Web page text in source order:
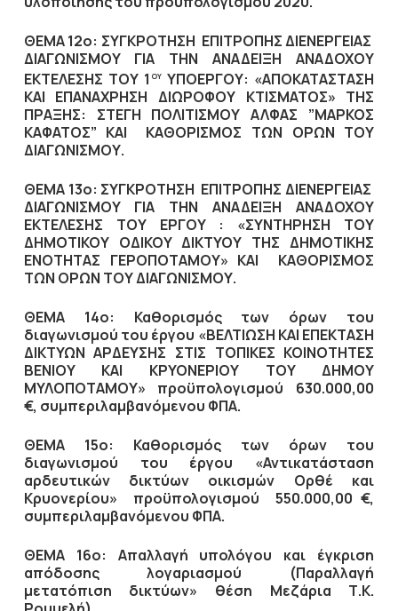
ΘΕΜΑ 12ο: ΣΥΓΚΡΟΤΗΣΗ ΕΠΙΤΡΟΠΗΣ ΔΙΕΝΕΡΓΕΙΑΣ
ΔΙΑΓΩΝΙΣΜOYΓΙΑ ΤΗΝ ΑΝΑΔΕΙΞΗ ΑΝΑΔΟΧΟΥ
ΕΚΤΕΛΕΣΗΣ ΤΟΥ 1 ΟΥΥΠΟΕΡΓΟΥ: «ΑΠΟΚΑΤΑΣΤΑΣΗ
ΚΑΙ ΕΠΑΝΑΧΡΗΣΗ ΔΙΩΡΟΦΟΥ ΚΤΙΣΜΑΤΟΣ» ΤΗΣ
ΠΡΑΞΗΣ: ΣΤΕΓΗ ΠΟΛΙΤΙΣΜΟΥ ΑΛΦΑΣ ”ΜΑΡΚΟΣ
ΚΑΦΑΤΟΣ” ΚΑΙ ΚΑΘΟΡΙΣΜΟΣ ΤΩΝ ΟΡΩΝ ΤΟΥ
ΔΙΑΓΩΝΙΣΜΟΥ.
ΘΕΜΑ 13ο: ΣΥΓΚΡΟΤΗΣΗ ΕΠΙΤΡΟΠΗΣ ΔΙΕΝΕΡΓΕΙΑΣ
ΔΙΑΓΩΝΙΣΜOYΓΙΑ ΤΗΝ ΑΝΑΔΕΙΞΗ ΑΝΑΔΟΧΟΥ
ΕΚΤΕΛΕΣΗΣ ΤΟΥ ΕΡΓΟΥ : «ΣΥΝΤΗΡΗΣΗ ΤΟΥ
ΔΗΜΟΤΙΚΟΥ ΟΔΙΚΟΥ ΔΙΚΤΥΟΥ ΤΗΣ ΔΗΜΟΤΙΚΗΣ
ΕΝΟΤΗΤΑΣ ΓΕΡΟΠΟΤΑΜΟΥ» ΚΑΙ ΚΑΘΟΡΙΣΜΟΣ
ΤΩΝ ΟΡΩΝ ΤΟΥ ΔΙΑΓΩΝΙΣΜΟΥ.
ΘΕΜΑ 14ο: Καθορισμός των όρων του
διαγωνισμού του έργου «ΒΕΛΤΙΩΣΗ ΚΑΙ ΕΠΕΚΤΑΣΗ
ΔΙΚΤΥΩΝ ΑΡΔΕΥΣΗΣ ΣΤΙΣ ΤΟΠΙΚΕΣ ΚΟΙΝΟΤΗΤΕΣ
ΒΕΝΙΟΥ ΚΑΙ ΚΡΥΟΝΕΡΙΟΥ ΤΟΥ ΔΗΜΟΥ
ΜΥΛΟΠΟΤΑΜΟΥ» προϋπολογισμού 630.000,00
€, συμπεριλαμβανόμενου ΦΠΑ.
ΘΕΜΑ 15ο: Καθορισμός των όρων του
διαγωνισμού του έργου «Αντικατάσταση
αρδευτικών δικτύων οικισμών Ορθέ και
Κρυονερίου» προϋπολογισμού 550.000,00 €,
συμπεριλαμβανόμενου ΦΠΑ.
ΘΕΜΑ 16ο: Απαλλαγή υπολόγου και έγκριση
απόδοσης λογαριασμού (Παραλλαγή
μετατόπιση δικτύων» θέση Μεζάρια Τ.Κ.